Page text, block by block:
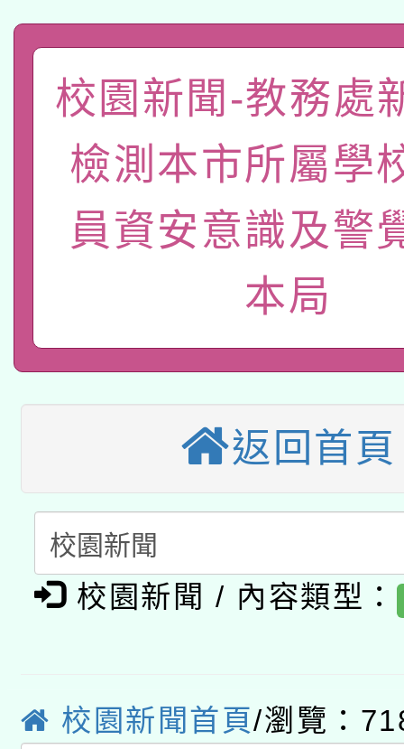
礎課程
A3數位素養講師名單
「數位內容與教學軟體
pilot」
薪期間赴陸應申請許可
轉知經濟部水利署委託
業技術研究院辦理「
用水績優單位及節水達
115年8月22日(星期六
桃園市孔廟祈福系列
開 智慧啟航」
2026年桃園地景藝術
本校115學年度第2次
招甄選結果公告(無人
招)
適應運動共學行動站研
本館辦理115年度閱讀
暨閱讀推動專業研習
科技賦能─人工智慧
礎課程
A3數位素養講師名單
「數位內容與教學軟體
pilot」
有關大陸委員會函釋公
轉知經濟部水利署委託
用水績優單位及節水達
桃園市孔廟祈福系列
2026年桃園地景藝術
校園新聞-教務處
檢測本市所屬學
員資安意識及警
本局
返回首頁
校園新聞 / 內容類型：
校園新聞首頁/瀏覽：